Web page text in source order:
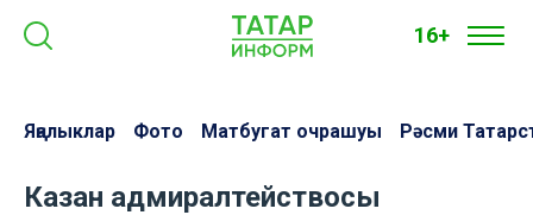
16+
Яңалыклар Фото Матбугат очрашуы Рәсми
Казан адмиралтействосы